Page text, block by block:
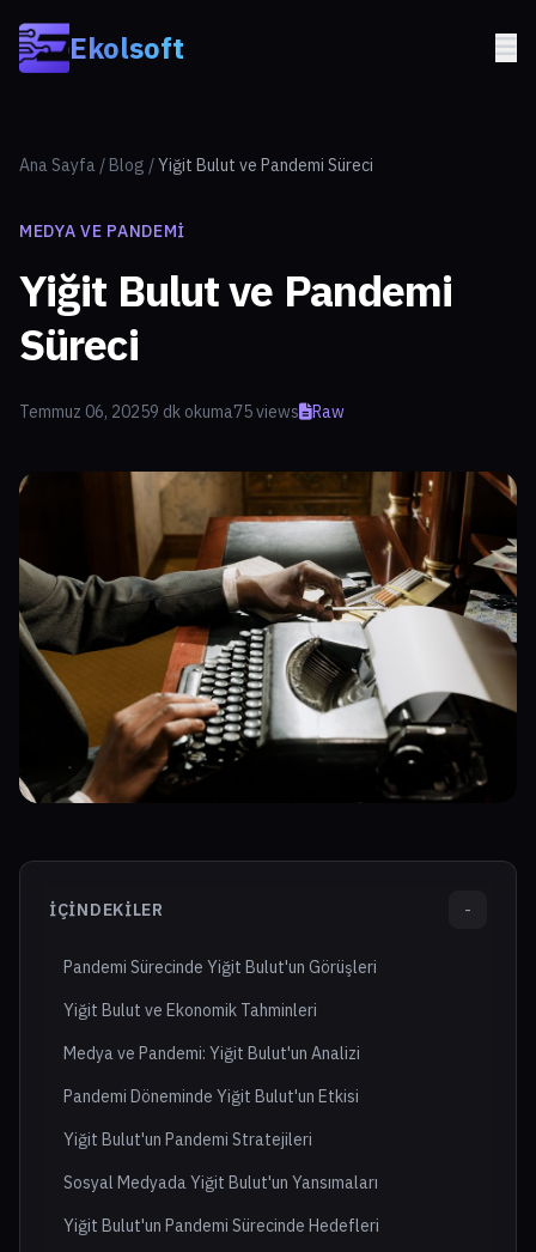
Ekolsoft
Ana Sayfa / Blog /Yiğit Bulut ve Pandemi Süreci
MEDYA VE PANDEMI
Yiğit Bulut ve Pandemi
Süreci
Temmuz 06, 20259 dk okuma75 views Raw
İÇINDEKILER -
Pandemi Sürecinde Yiğit Bulut'un Görüşleri
Yiğit Bulut ve Ekonomik Tahminleri
Medya ve Pandemi: Yiğit Bulut'un Analizi
Pandemi Döneminde Yiğit Bulut'un Etkisi
Yiğit Bulut'un Pandemi Stratejileri
Sosyal Medyada Yiğit Bulut'un Yansımaları
Yiğit Bulut'un Pandemi Sürecinde Hedefleri